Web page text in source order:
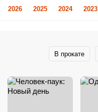
2026 2025 2024 2023
В прокате